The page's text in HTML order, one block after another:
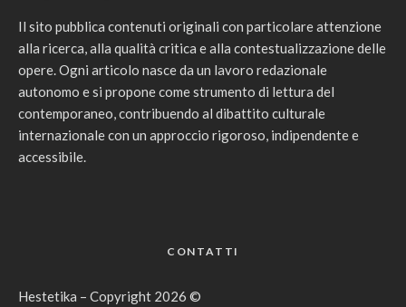
Il sito pubblica contenuti originali con particolare attenzione
alla ricerca, alla qualità critica e alla contestualizzazione delle
opere. Ogni articolo nasce da un lavoro redazionale
autonomo e si propone come strumento di lettura del
contemporaneo, contribuendo al dibattito culturale
internazionale con un approccio rigoroso, indipendente e
accessibile.
CONTATTI
Hestetika – Copyright 2026 ©